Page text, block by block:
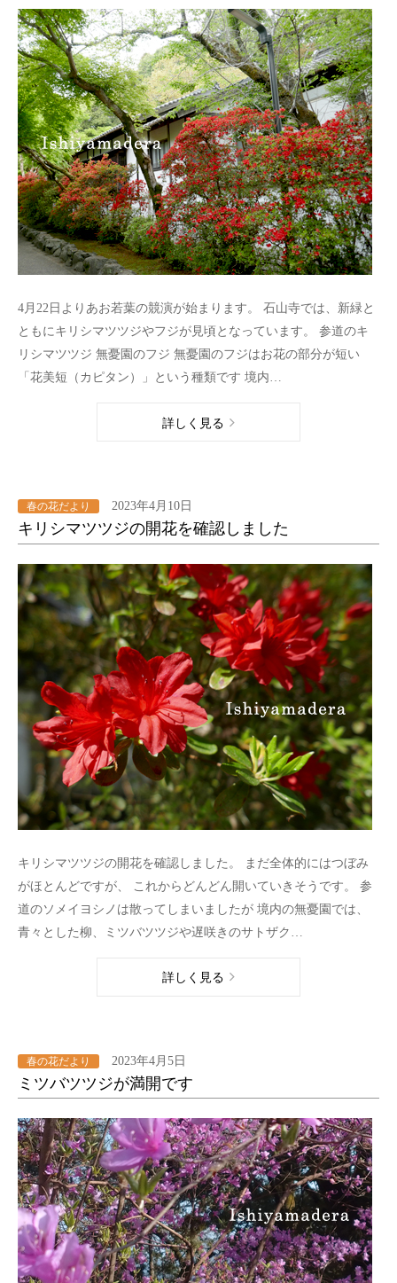
4月22日よりあお若葉の競演が始まります。 石山寺では、新緑と
ともにキリシマツツジやフジが見頃となっています。 参道のキ
リシマツツジ 無憂園のフジ 無憂園のフジはお花の部分が短い
「花美短（カピタン）」という種類です 境内…
詳しく見る
春の花だより 2023年4月10日
キリシマツツジの開花を確認しました
キリシマツツジの開花を確認しました。 まだ全体的にはつぼみ
がほとんどですが、 これからどんどん開いていきそうです。 参
道のソメイヨシノは散ってしまいましたが 境内の無憂園では、
青々とした柳、ミツバツツジや遅咲きのサトザク…
詳しく見る
春の花だより 2023年4月5日
ミツバツツジが満開です